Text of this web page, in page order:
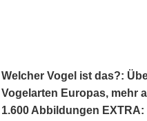
Wel­cher Vogel ist das?:
Vogel­ar­ten Euro­pas, mehr
1.600 Abbil­dun­gen EXTRA: